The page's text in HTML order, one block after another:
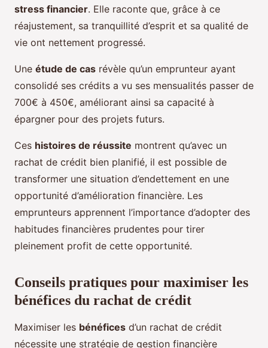
stress financier. Elle raconte que, grâce à ce
réajustement, sa tranquillité d’esprit et sa qualité de
vie ont nettement progressé.
Une étude de cas révèle qu’un emprunteur ayant
consolidé ses crédits a vu ses mensualités passer de
700€ à 450€, améliorant ainsi sa capacité à
épargner pour des projets futurs.
Ces histoires de réussite montrent qu’avec un
rachat de crédit bien planifié, il est possible de
transformer une situation d’endettement en une
opportunité d’amélioration financière. Les
emprunteurs apprennent l’importance d’adopter des
habitudes financières prudentes pour tirer
pleinement profit de cette opportunité.
Conseils pratiques pour maximiser les
bénéfices du rachat de crédit
Maximiser les bénéfices d’un rachat de crédit
nécessite une stratégie de gestion financière